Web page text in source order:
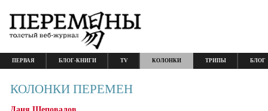
ПЕРВАЯ БЛОГ-КНИГИ TV КОЛОНКИ ТРИПЫ БЛОГ
КОЛОНКИ ПЕРЕМЕН